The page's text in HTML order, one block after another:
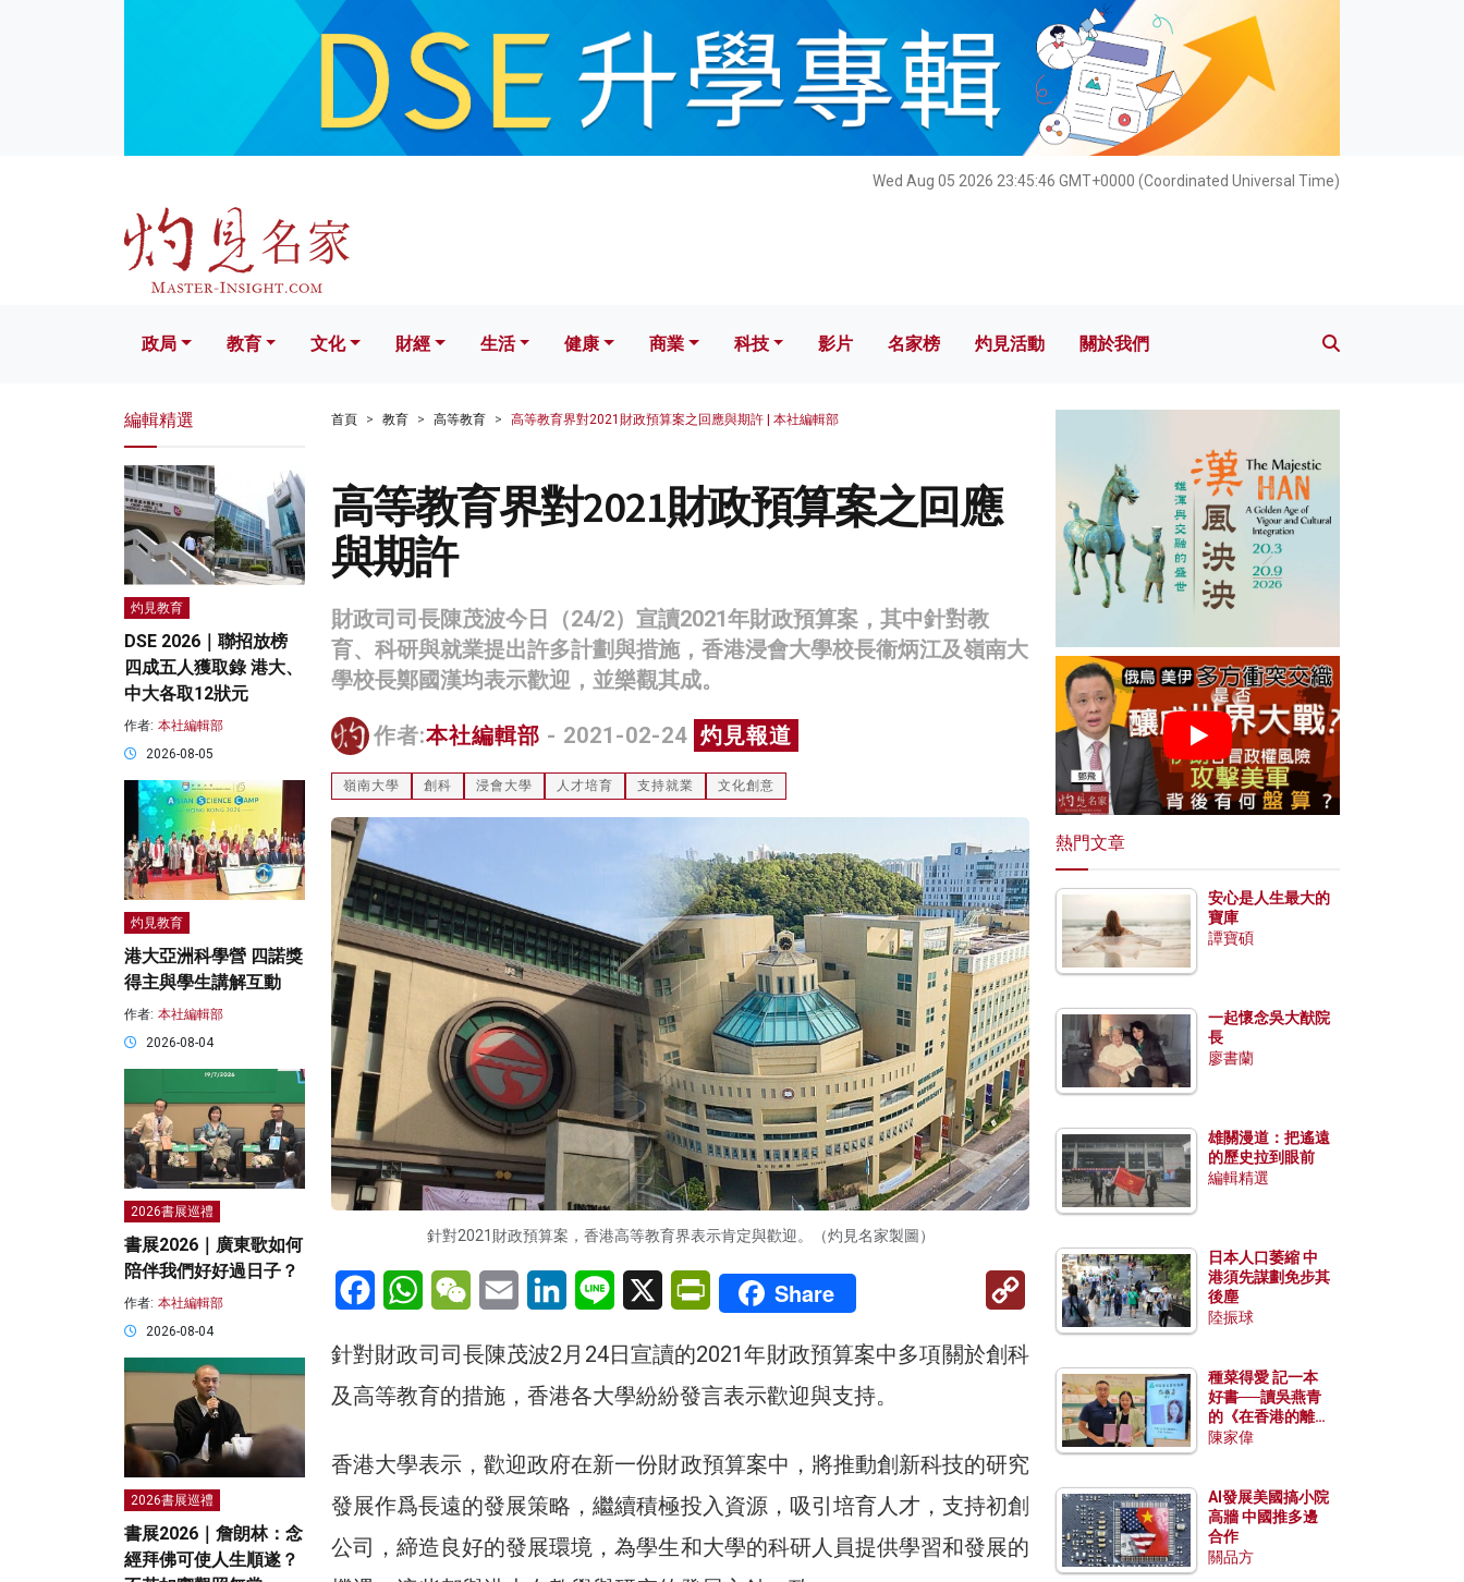
Wed Aug 05 2026 23:45:47 GMT+0000 (Coordinated Universal Time)
文化 財經 生活 健康 科技 影片 名家榜 灼見活動 關於我們
政局 教育 文化 財經 生活 健康 商業 科技 影片 名家榜 灼見活動 關於我們
首頁 教育 高等教育 高等教育界對2021財政預算案之回應與期許 | 本社編輯部
高等教育界對2021財政預算案之回應
與期許
財政司司長陳茂波今日（24/2）宣讀2021年財政預算案，其中針對教
育、科研與就業提出許多計劃與措施，香港浸會大學校長衞炳江及嶺南大
學校長鄭國漢均表示歡迎，並樂觀其成。
作者:本社編輯部 - 2021-02-24 灼見報道
嶺南大學 創科 浸會大學 人才培育 支持就業 文化創意
針對2021財政預算案，香港高等教育界表示肯定與歡迎。（灼見名家製圖）
FacebookWhatsAppWeChatEmail LinkedInLine X PrintFriendly
Share
Copy
針對財政司司長陳茂波2月24日宣讀的2021年財政預算案中多項關於創科
及高等教育的措施，香港各大學紛紛發言表示歡迎與支持。
香港大學表示，歡迎政府在新一份財政預算案中，將推動創新科技的研究
發展作爲長遠的發展策略，繼續積極投入資源，吸引培育人才，支持初創
公司，締造良好的發展環境，為學生和大學的科研人員提供學習和發展的
編輯精選
灼見教育
DSE 2026｜聯招放榜
四成五人獲取錄 港大、
中大各取12狀元
作者: 本社編輯部
2026-08-05
灼見教育
港大亞洲科學營 四諾獎
得主與學生講解互動
作者: 本社編輯部
2026-08-04
2026書展巡禮
書展2026｜廣東歌如何
陪伴我們好好過日子？
作者: 本社編輯部
2026-08-04
2026書展巡禮
書展2026｜詹朗林：念
經拜佛可使人生順遂？
熱門文章
安心是人生最大的
寶庫
譚寶碩
一起懷念吳大猷院
長
廖書蘭
雄關漫道：把遙遠
的歷史拉到眼前
編輯精選
日本人口萎縮 中
港須先謀劃免步其
後塵
陸振球
種菜得愛 記一本
好書──讀吳燕青
的《在香港的離島
種菜》
陳家偉
AI發展美國搞小院
高牆 中國推多邊
合作
關品方